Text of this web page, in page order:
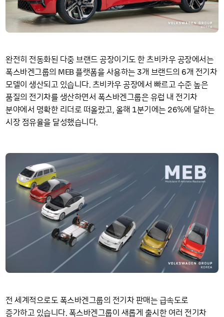
완전히 전동화된 다중 브랜드 공장이기도 한 츠비카우 공장에서는
폭스바겐그룹의 MEB플랫폼을 사용하는 3개 브랜드의 6개 전기차
모델이 생산되고 있습니다. 츠비카우 공장에서 빠르고 수준 높은
품질의 전기차를 생산하면서 폭스바겐그룹은 유럽 내 전기차
분야에서 명확한 리더로 떠올랐고, 올해 1분기에는 26%에 달하는
시장 점유율을 달성했습니다.
전 세계적으로도 폭스바겐그룹의 전기차 판매는 급속도로
증가하고 있습니다. 폭스바겐그룹이 새롭게 출시한 여러 전기차